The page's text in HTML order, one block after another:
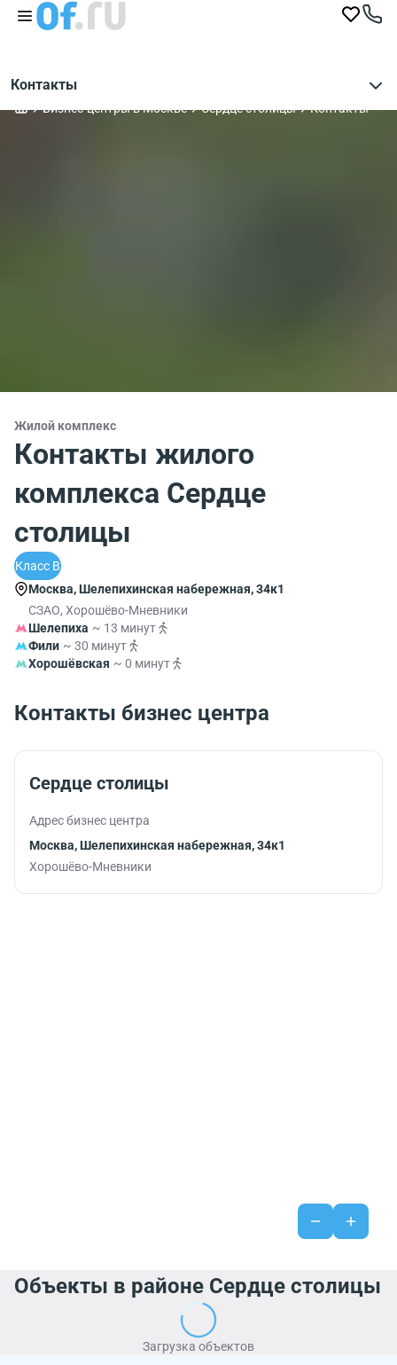
Контакты
Бизнес-центры в Москве Сердце столицы Контакты
Жилой комплекс
Контакты жилого
комплекса Сердце
столицы
Класс B
Москва, Шелепихинская набережная, 34к1
СЗАО, Хорошёво-Мневники
Шелепиха ~ 13 минут
Фили ~ 30 минут
Хорошёвская ~ 0 минут
Контакты бизнес центра
Сердце столицы
Адрес бизнес центра
Москва, Шелепихинская набережная, 34к1
Хорошёво-Мневники
Объекты в районе Сердце столицы
Загрузка объектов